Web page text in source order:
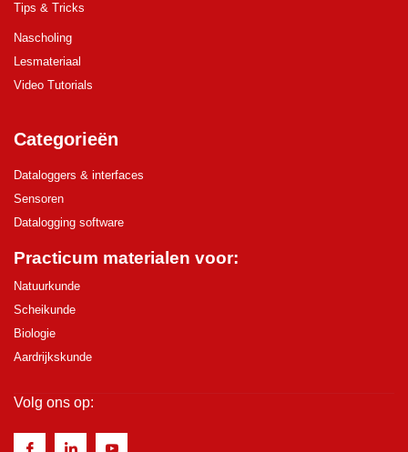
Tips & Tricks
Nascholing
Lesmateriaal
Video Tutorials
Categorieën
Dataloggers & interfaces
Sensoren
Datalogging software
Practicum materialen voor:
Natuurkunde
Scheikunde
Biologie
Aardrijkskunde
Volg ons op: